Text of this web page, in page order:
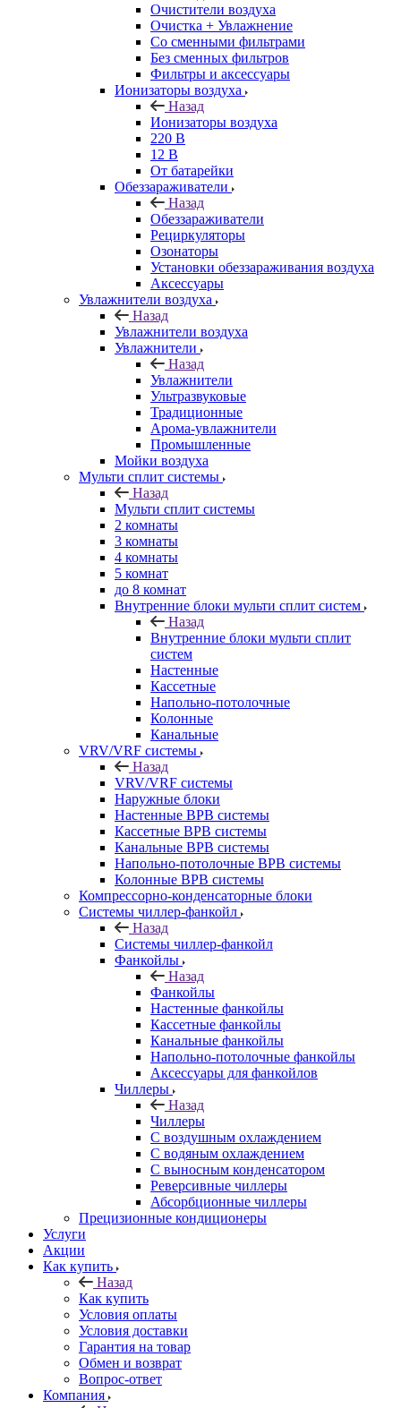
Очистители воздуха
Очистка + Увлажнение
Cо сменными фильтрами
Без сменных фильтров
Фильтры и аксессуары
Ионизаторы воздуха
Назад
Ионизаторы воздуха
220 В
12 В
От батарейки
Обеззараживатели
Назад
Обеззараживатели
Рециркуляторы
Озонаторы
Установки обеззараживания воздуха
Аксессуары
Увлажнители воздуха
Назад
Увлажнители воздуха
Увлажнители
Назад
Увлажнители
Ультразвуковые
Традиционные
Арома-увлажнители
Промышленные
Мойки воздуха
Мульти сплит системы
Назад
Мульти сплит системы
2 комнаты
3 комнаты
4 комнаты
5 комнат
до 8 комнат
Внутренние блоки мульти сплит систем
Назад
Внутренние блоки мульти сплит
систем
Настенные
Кассетные
Напольно-потолочные
Колонные
Канальные
VRV/VRF системы
Назад
VRV/VRF системы
Наружные блоки
Настенные ВРВ системы
Кассетные ВРВ системы
Канальные ВРВ системы
Напольно-потолочные ВРВ системы
Колонные ВРВ системы
Компрессорно-конденсаторные блоки
Системы чиллер-фанкойл
Назад
Системы чиллер-фанкойл
Фанкойлы
Назад
Фанкойлы
Настенные фанкойлы
Кассетные фанкойлы
Канальные фанкойлы
Напольно-потолочные фанкойлы
Аксессуары для фанкойлов
Чиллеры
Назад
Чиллеры
С воздушным охлаждением
С водяным охлаждением
С выносным конденсатором
Реверсивные чиллеры
Абсорбционные чиллеры
Прецизионные кондиционеры
Услуги
Акции
Как купить
Назад
Как купить
Условия оплаты
Условия доставки
Гарантия на товар
Обмен и возврат
Вопрос-ответ
Компания